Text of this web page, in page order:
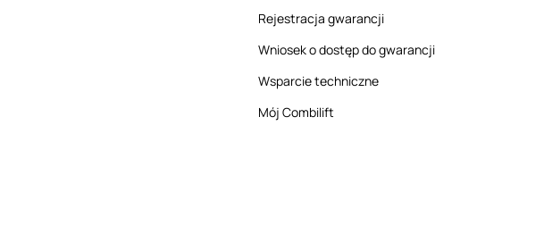
Rejestracja gwarancji
Wniosek o dostęp do gwarancji
Wsparcie techniczne
Mój Combilift